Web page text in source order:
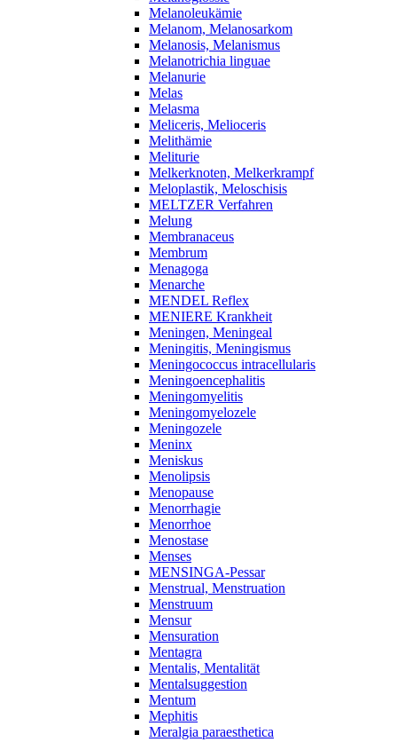
Melanoleukämie
Melanom, Melanosarkom
Melanosis, Melanismus
Melanotrichia linguae
Melanurie
Melas
Melasma
Meliceris, Melioceris
Melithämie
Meliturie
Melkerknoten, Melkerkrampf
Meloplastik, Meloschisis
MELTZER Verfahren
Melung
Membranaceus
Membrum
Menagoga
Menarche
MENDEL Reflex
MENIERE Krankheit
Meningen, Meningeal
Meningitis, Meningismus
Meningococcus intracellularis
Meningoencephalitis
Meningomyelitis
Meningomyelozele
Meningozele
Meninx
Meniskus
Menolipsis
Menopause
Menorrhagie
Menorrhoe
Menostase
Menses
MENSINGA-Pessar
Menstrual, Menstruation
Menstruum
Mensur
Mensuration
Mentagra
Mentalis, Mentalität
Mentalsuggestion
Mentum
Mephitis
Meralgia paraesthetica